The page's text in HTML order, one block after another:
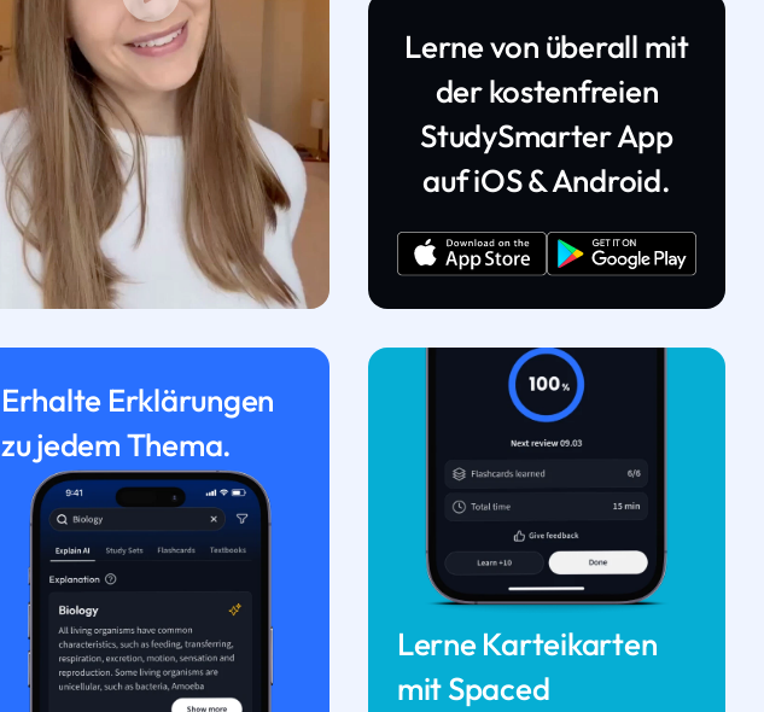
Lerne von überall mit
der kostenfreien
StudySmarter App
auf iOS & Android.
Erhalte Erklärungen
zu jedem Thema.
Lerne Karteikarten
mit Spaced